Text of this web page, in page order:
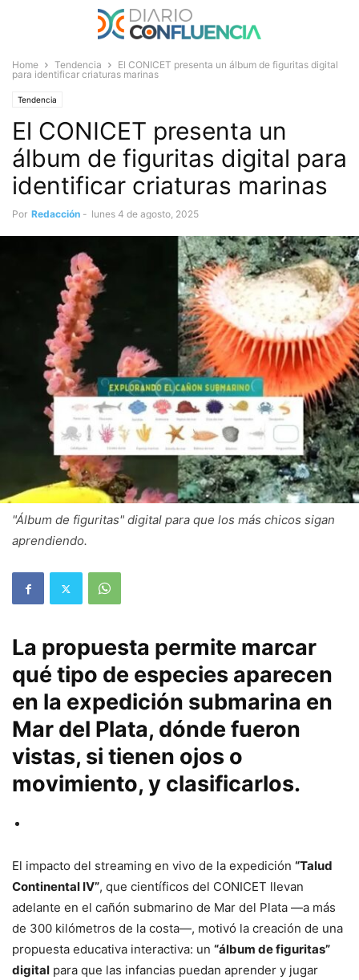
Home Tendencia
El CONICET presenta un álbum de figuritas digital
para identificar criaturas marinas
Tendencia
El CONICET presenta un
álbum de figuritas digital para
identificar criaturas marinas
Por Redacción - lunes 4 de agosto, 2025
"Álbum de figuritas" digital para que los más chicos sigan
aprendiendo.
La propuesta permite marcar
qué tipo de especies aparecen
en la expedición submarina en
Mar del Plata, dónde fueron
vistas, si tienen ojos o
movimiento, y clasificarlos.
El impacto del streaming en vivo de la expedición “Talud
Continental IV”, que científicos del CONICET llevan
adelante en el cañón submarino de Mar del Plata —a más
de 300 kilómetros de la costa—, motivó la creación de una
propuesta educativa interactiva: un “álbum de figuritas”
digital para que las infancias puedan aprender y jugar